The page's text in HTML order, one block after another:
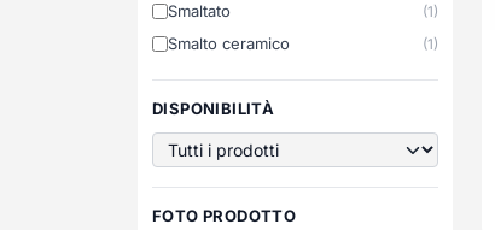
Smaltato (1)
Smalto ceramico (1)
DISPONIBILITÀ
FOTO PRODOTTO